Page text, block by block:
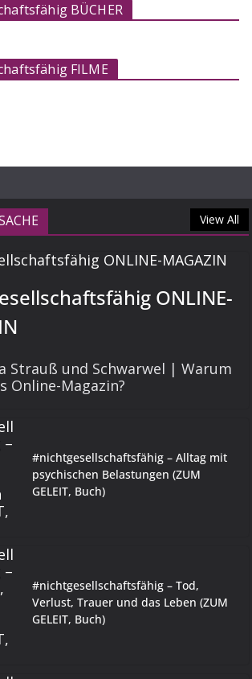
BÜCHER
FILME
View All
ONLINE-
Strauß und Schwarwel | Warum
Online-Magazin?
#nichtgesellschaftsfähig – Alltag mit
psychischen Belastungen (ZUM
GELEIT, Buch)
#nichtgesellschaftsfähig – Tod,
Verlust, Trauer und das Leben (ZUM
GELEIT, Buch)